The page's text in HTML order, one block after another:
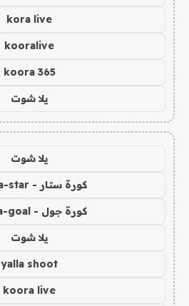
kora live
kooralive
koora 365
يلا شوت
يلا شوت
كورة ستار - koora-star
كورة جول - koora-goal
يلا شوت
yalla shoot
koora live